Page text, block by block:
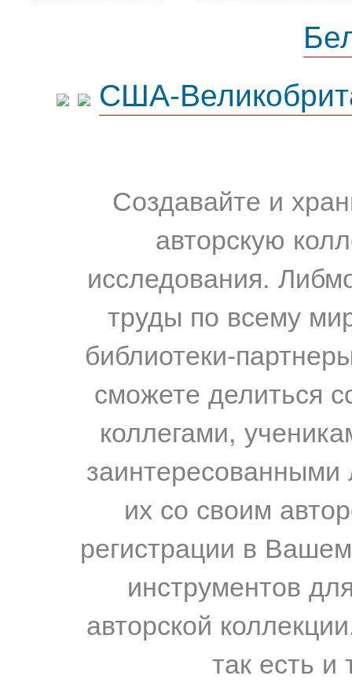
США-
Создавайте и
авторскую
исследования.
труды по всему
библиотеки-
сможете делиться
коллегами,
их со своим
регистрации в
инструментов
авторской
так есть и